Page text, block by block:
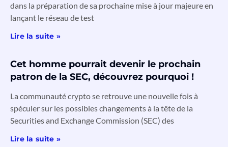
dans la préparation de sa prochaine mise à jour majeure en
lançant le réseau de test
Lire la suite »
Cet homme pourrait devenir le prochain
patron de la SEC, découvrez pourquoi !
La communauté crypto se retrouve une nouvelle fois à
spéculer sur les possibles changements à la tête de la
Securities and Exchange Commission (SEC) des
Lire la suite »